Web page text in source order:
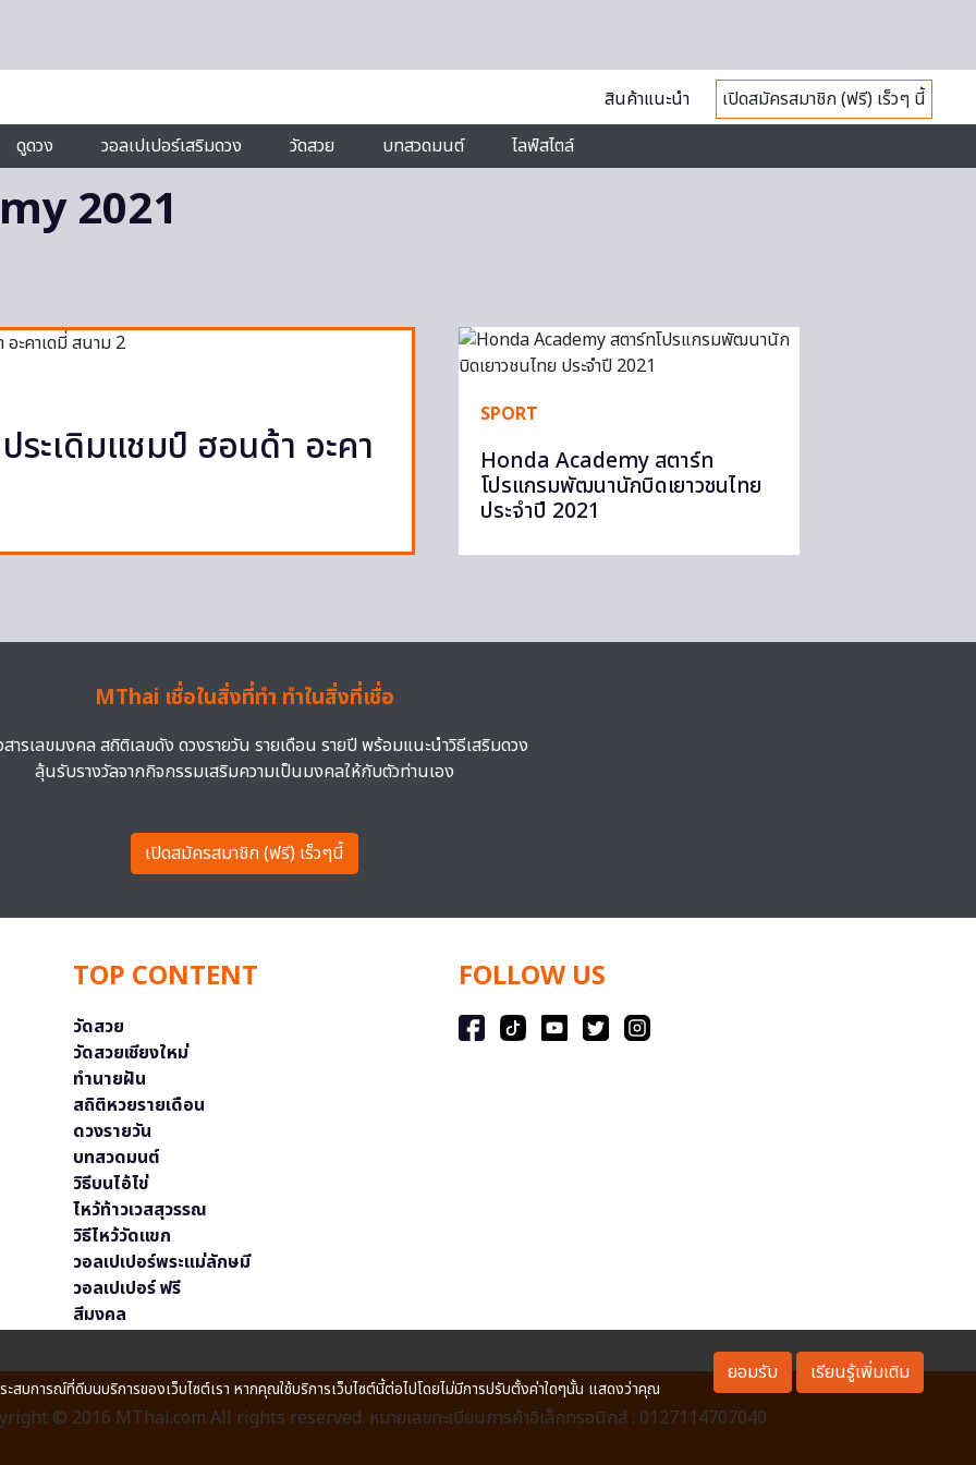
สินค้าแนะนำ
เปิดสมัครสมาชิก (ฟรี) เร็วๆ นี้
ดูดวง วอลเปเปอร์เสริมดวง วัดสวย บทสวดมนต์ ไลฟ์สไตล์
2021
ระเดิมแชมป์ ฮอนด้า อะคา
SPORT
Honda Academy สตาร์ท
โปรแกรมพัฒนานักบิดเยาวชนไทย
ประจำปี 2021
MThai เชื่อในสิ่งที่ทำ ทำในสิ่งที่เชื่อ
สารเลขมงคล สถิติเลขดัง ดวงรายวัน รายเดือน รายปี พร้อมแนะนำวิธีเสริมดวง
ลุ้นรับรางวัลจากกิจกรรมเสริมความเป็นมงคลให้กับตัวท่านเอง
เปิดสมัครสมาชิก (ฟรี) เร็วๆนี้
TOP CONTENT
วัดสวย
วัดสวยเชียงใหม่
ทำนายฝัน
สถิติหวยรายเดือน
ดวงรายวัน
บทสวดมนต์
วิธีบนไอ้ไข่
ไหว้ท้าวเวสสุวรรณ
วิธีไหว้วัดแขก
วอลเปเปอร์พระแม่ลักษมี
วอลเปเปอร์ ฟรี
สีมงคล
FOLLOW US
© 2016 MThai.com All rights reserved. หมายเลขทะเบียนการค้าอิเล็กทรอนิกส์ : 0127114707040
บการณ์ที่ดีบนบริการของเว็บไซต์เรา หากคุณใช้บริการเว็บไซต์นี้ต่อไปโดยไม่มีการปรับตั้งค่าใดๆนั้น แสดงว่าคุณ
ยอมรับ เรียนรู้เพิ่มเติม